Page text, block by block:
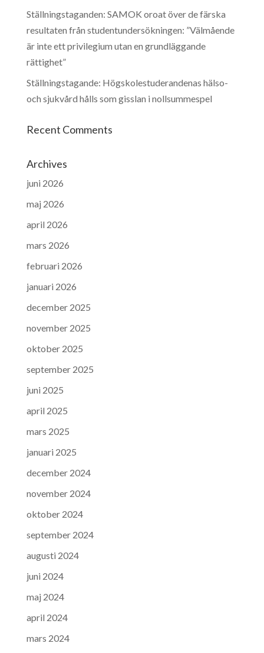
Ställningstaganden: SAMOK oroat över de färska
resultaten från studentundersökningen: ”Välmående
är inte ett privilegium utan en grundläggande
rättighet”
Ställningstagande: Högskolestuderandenas hälso-
och sjukvård hålls som gisslan i nollsummespel
Recent Comments
Archives
juni 2026
maj 2026
april 2026
mars 2026
februari 2026
januari 2026
december 2025
november 2025
oktober 2025
september 2025
juni 2025
april 2025
mars 2025
januari 2025
december 2024
november 2024
oktober 2024
september 2024
augusti 2024
juni 2024
maj 2024
april 2024
mars 2024